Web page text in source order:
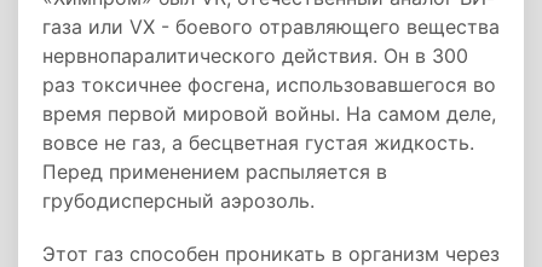
газа или VX - боевого отравляющего вещества
нервнопаралитического действия. Он в 300
раз токсичнее фосгена, использовавшегося во
время первой мировой войны. На самом деле,
вовсе не газ, а бесцветная густая жидкость.
Перед применением распыляется в
грубодисперсный аэрозоль.
Этот газ способен проникать в организм через